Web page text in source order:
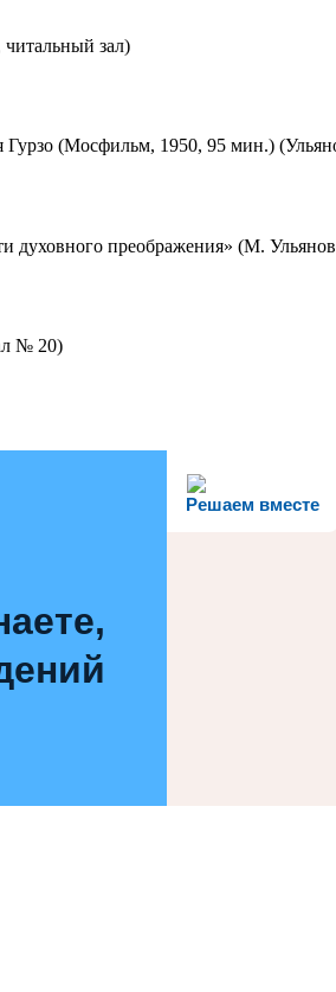
зал)
(Мосфильм, 1950, 95 мин.)
духовного преображения» (М.
№ 20)
Решаем вместе